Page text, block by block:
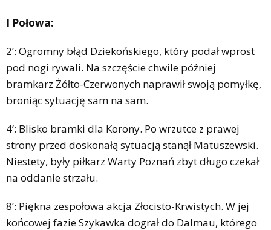
I Połowa:
2’: Ogromny błąd Dziekońskiego, który podał wprost
pod nogi rywali. Na szczęście chwile później
bramkarz Żółto-Czerwonych naprawił swoją pomyłkę,
broniąc sytuację sam na sam.
4’: Blisko bramki dla Korony. Po wrzutce z prawej
strony przed doskonałą sytuacją stanął Matuszewski.
Niestety, były piłkarz Warty Poznań zbyt długo czekał
na oddanie strzału.
8’: Piękna zespołowa akcja Złocisto-Krwistych. W jej
końcowej fazie Szykawka dograł do Dalmau, którego